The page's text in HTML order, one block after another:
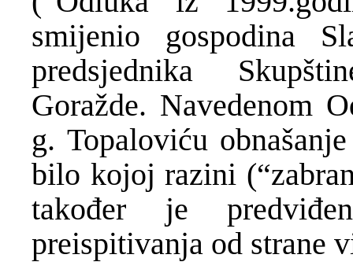
smijenio gospodina
predsjednika
Goražde. Navedenom
g. Topaloviću
bilo kojoj razini
također je
preispitivanja od strane